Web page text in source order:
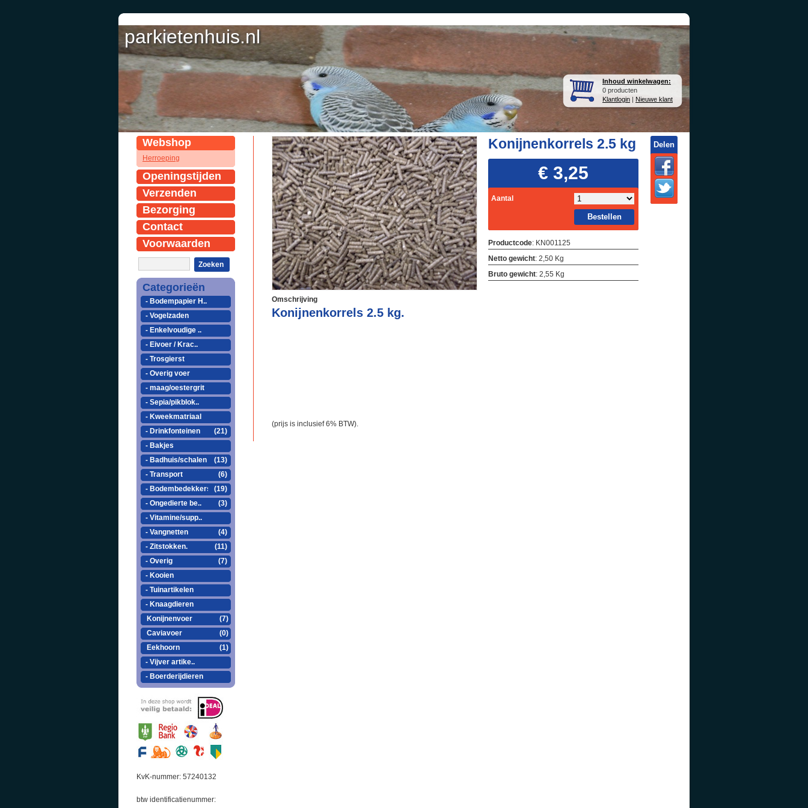
Inhoud winkelwagen:
0 producten
Klantlogin | Nieuwe klant
parkietenhuis.nl
Webshop
Herroeping
Openingstijden
Verzenden
Bezorging
Contact
Voorwaarden
Zoeken
Categorieën
- Bodempapier H..
- Vogelzaden
- Enkelvoudige ..
- Eivoer / Krac..
- Trosgierst
- Overig voer
- maag/oestergrit
- Sepia/pikblok..
- Kweekmatriaal
- Drinkfonteinen
(21)
- Bakjes
- Badhuis/schalen
(13)
- Transport
(6)
- Bodembedekkers
(19)
- Ongedierte be..
(3)
- Vitamine/supp..
- Vangnetten
(4)
- Zitstokken.
(11)
- Overig
(7)
- Kooien
- Tuinartikelen
- Knaagdieren
Konijnenvoer
(7)
Caviavoer
(0)
Eekhoorn
(1)
- Vijver artike..
- Boerderijdieren
KvK-nummer: 57240132
btw identificatienummer:
Konijnenkorrels 2.5 kg
€ 3,25
Aantal
Bestellen
Productcode: KN001125
Netto gewicht: 2,50 Kg
Bruto gewicht: 2,55 Kg
Delen
Omschrijving
Konijnenkorrels 2.5 kg.
(prijs is inclusief 6% BTW).